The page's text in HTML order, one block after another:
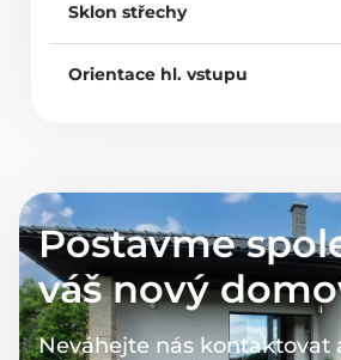
Sklon střechy
Orientace hl. vstupu
Postavme
váš nový
Neváhejte nás kontaktovat